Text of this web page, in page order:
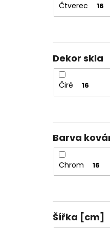
Čtverec 16
Dekor skla
Čiré 16
Barva
Chrom 16
Šířka [cm]